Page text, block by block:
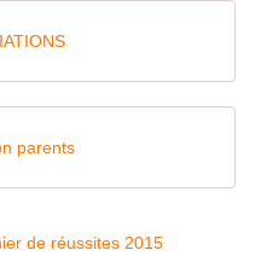
parents
de réussites 2015